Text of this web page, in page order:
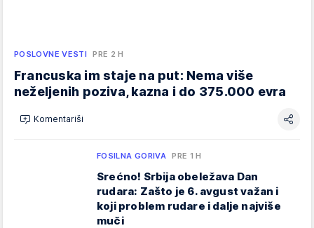
POSLOVNE VESTI PRE 2 H
Francuska im staje na put: Nema više
neželjenih poziva, kazna i do 375.000 evra
Komentariši
FOSILNA GORIVA PRE 1 H
Srećno! Srbija obeležava Dan
rudara: Zašto je 6. avgust važan i
koji problem rudare i dalje najviše
muči